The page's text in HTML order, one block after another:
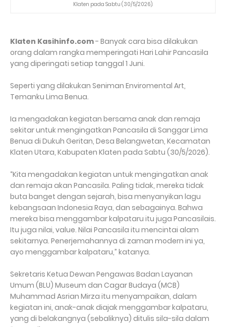
Klaten pada Sabtu (30/5/2026).
Klaten Kasihinfo.com- Banyak cara bisa dilakukan
orang dalam rangka memperingati Hari Lahir Pancasila
yang diperingati setiap tanggal 1 Juni.
Seperti yang dilakukan Seniman Enviromental Art,
Temanku Lima Benua.
Ia mengadakan kegiatan bersama anak dan remaja
sekitar untuk mengingatkan Pancasila di Sanggar Lima
Benua di Dukuh Geritan, Desa Belangwetan, Kecamatan
Klaten Utara, Kabupaten Klaten pada Sabtu (30/5/2026).
“Kita mengadakan kegiatan untuk mengingatkan anak
dan remaja akan Pancasila. Paling tidak, mereka tidak
buta banget dengan sejarah, bisa menyanyikan lagu
kebangsaan Indonesia Raya, dan sebagainya. Bahwa
mereka bisa menggambar kalpataru itu juga Pancasilais.
Itu juga nilai, value. Nilai Pancasila itu mencintai alam
sekitarnya. Penerjemahannya di zaman modern ini ya,
ayo menggambar kalpataru,” katanya.
Sekretaris Ketua Dewan Pengawas Badan Layanan
Umum (BLU) Museum dan Cagar Budaya (MCB)
Muhammad Asrian Mirza itu menyampaikan, dalam
kegiatan ini, anak-anak diajak menggambar kalpataru,
yang di belakangnya (sebaliknya) ditulis sila-sila dalam